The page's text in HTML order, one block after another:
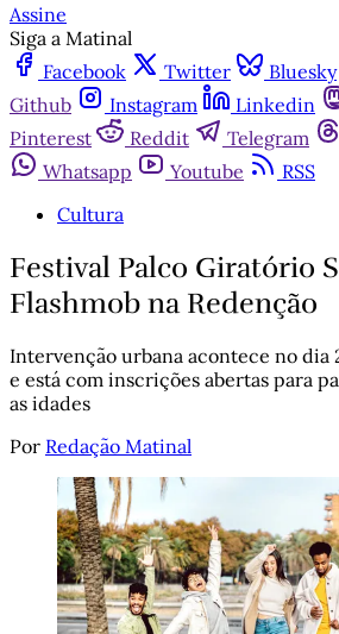
Assine
Siga a Matinal
Facebook
Twitter Bluesky
Github
Instagram Linkedin
Pinterest
Reddit Telegram
Whatsapp
Youtube
RSS
Cultura
Festival Palco Giratório
Flashmob na Redenção
Intervenção urbana acontece no dia
e está com inscrições abertas para
as idades
Por Redação Matinal